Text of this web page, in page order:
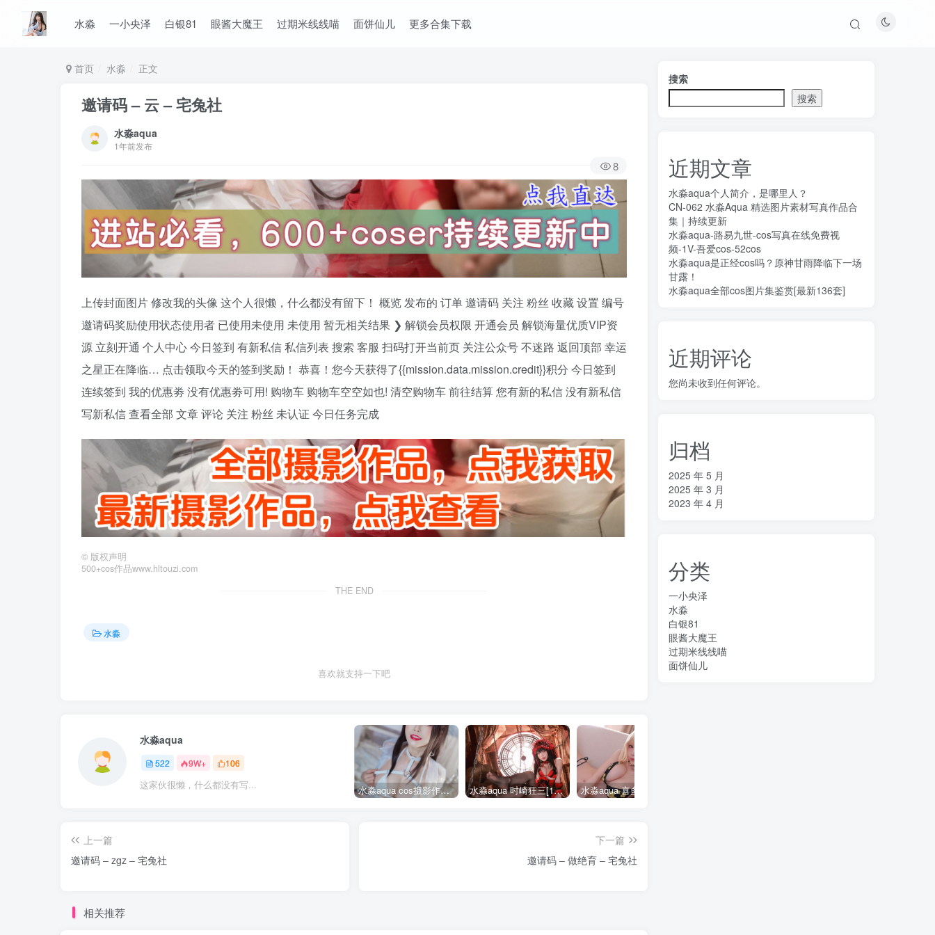
水淼 一小央泽 白银81 眼酱大魔王 过期米线线喵 面饼仙儿 更多合集下载
首页 水淼 正文
邀请码 – 云 – 宅兔社
水淼aqua
1年前发布
8
上传封面图片 修改我的头像 这个人很懒，什么都没有留下！ 概览 发布的 订单 邀请码 关注 粉丝 收藏 设置 编号
邀请码奖励使用状态使用者 已使用未使用 未使用 暂无相关结果 ❯ 解锁会员权限 开通会员 解锁海量优质VIP资
源 立刻开通 个人中心 今日签到 有新私信 私信列表 搜索 客服 扫码打开当前页 关注公众号 不迷路 返回顶部 幸运
之星正在降临… 点击领取今天的签到奖励！ 恭喜！您今天获得了{{mission.data.mission.credit}}积分 今日签到
连续签到 我的优惠劵 没有优惠劵可用! 购物车 购物车空空如也! 清空购物车 前往结算 您有新的私信 没有新私信
写新私信 查看全部 文章 评论 关注 粉丝 未认证 今日任务完成
© 版权声明
500+cos作品www.hltouzi.com
THE END
水淼
喜欢就支持一下吧
水淼aqua
522 9W+ 106
这家伙很懒，什么都没有写... 水淼aqua cos摄影作品合集155套 水淼aqua 时崎狂三[109P-128MB]
上一篇
邀请码 – zgz – 宅兔社
下一篇
邀请码 – 做绝育 – 宅兔社
相关推荐
搜索
搜索
近期文章
水淼aqua个人简介，是哪里人？
CN-062 水淼Aqua 精选图片素材写真作品合
集｜持续更新
水淼aqua-路易九世-cos写真在线免费视
频-1V-吾爱cos-52cos
水淼aqua是正经cos吗？原神甘雨降临下一场
甘露！
水淼aqua全部cos图片集鉴赏[最新136套]
近期评论
您尚未收到任何评论。
归档
2025 年 5 月
2025 年 3 月
2023 年 4 月
分类
一小央泽
水淼
白银81
眼酱大魔王
过期米线线喵
面饼仙儿